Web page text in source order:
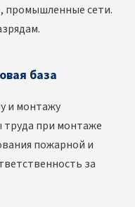
промышленные сети.
база
и монтажу
при монтаже
пожарной и
за